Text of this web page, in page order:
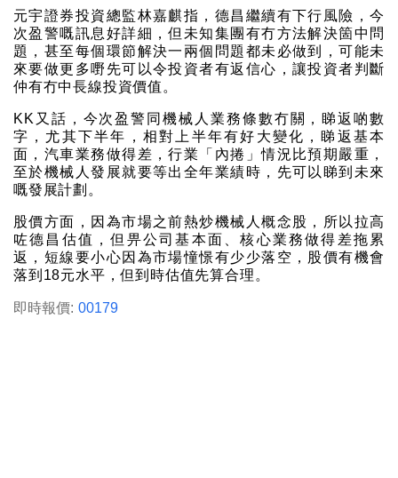
元宇證券投資總監林嘉麒指，德昌繼續有下行風險，今
次盈警嘅訊息好詳細，但未知集團有冇方法解決箇中問
題，甚至每個環節解決一兩個問題都未必做到，可能未
來要做更多嘢先可以令投資者有返信心，讓投資者判斷
仲有冇中長線投資價值。
KK又話，今次盈警同機械人業務條數冇關，睇返啲數
字，尤其下半年，相對上半年有好大變化，睇返基本
面，汽車業務做得差，行業「內捲」情況比預期嚴重，
至於機械人發展就要等出全年業績時，先可以睇到未來
嘅發展計劃。
股價方面，因為市場之前熱炒機械人概念股，所以拉高
咗德昌估值，但畀公司基本面、核心業務做得差拖累
返，短線要小心因為市場憧憬有少少落空，股價有機會
落到18元水平，但到時估值先算合理。
即時報價: 00179